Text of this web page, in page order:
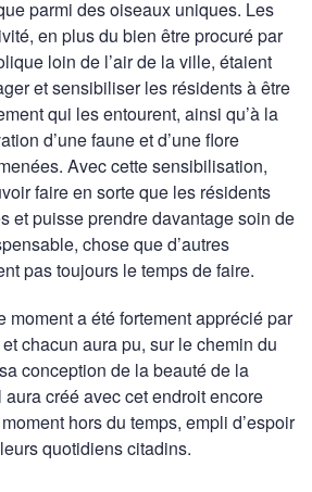
parmi des oiseaux uniques. Les
en plus du bien être procuré par
loin de l’air de la ville, étaient
et sensibiliser les résidents à être
qui les entourent, ainsi qu’à la
d’une faune et d’une flore
Avec cette sensibilisation,
faire en sorte que les résidents
et puisse prendre davantage soin de
chose que d’autres
pas toujours le temps de faire.
moment a été fortement apprécié par
chacun aura pu, sur le chemin du
conception de la beauté de la
aura créé avec cet endroit encore
hors du temps, empli d’espoir
quotidiens citadins.